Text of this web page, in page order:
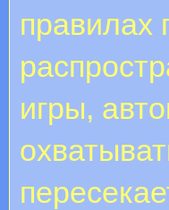
правилах
игры,